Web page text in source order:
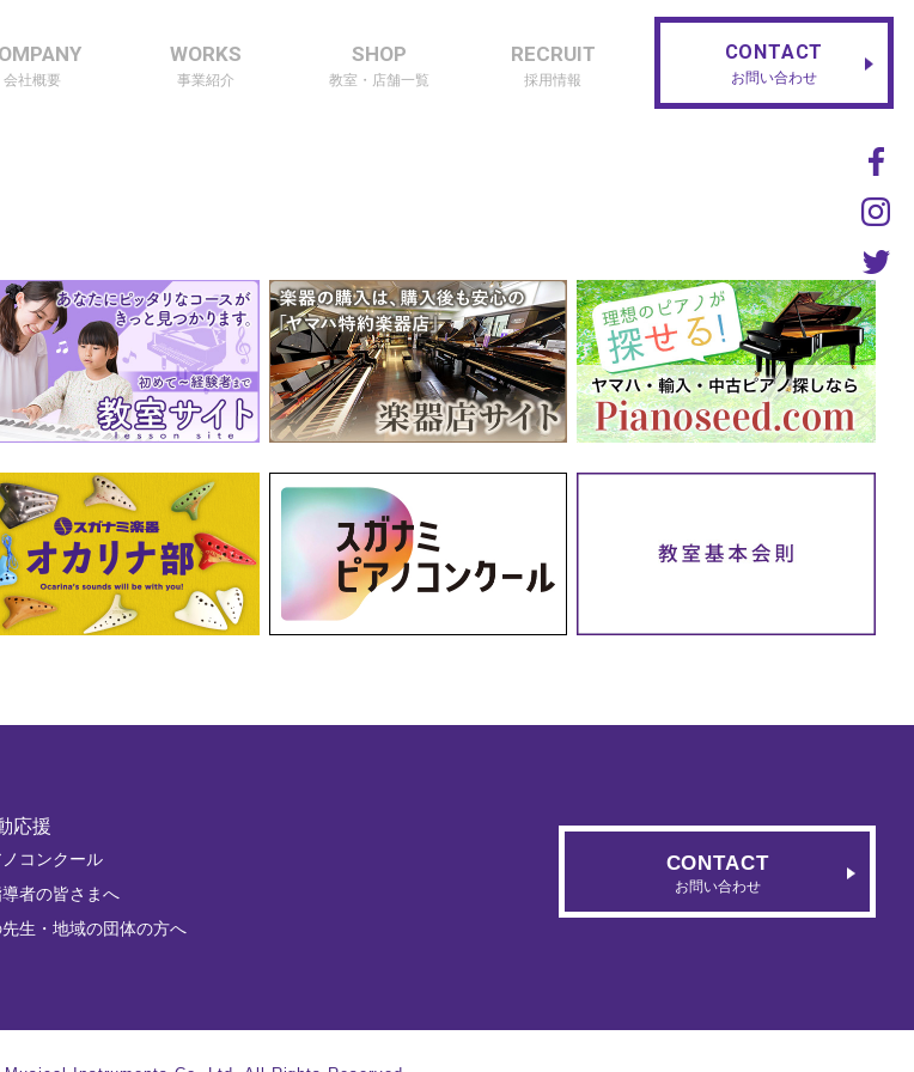
会社概要
WORKS
事業紹介
SHOP
教室・店舗一覧
RECRUIT
採用情報
CONTACT
お問い合わせ
応援
コンクール
者の皆さまへ
生・地域の団体の方へ
CONTACT
お問い合わせ